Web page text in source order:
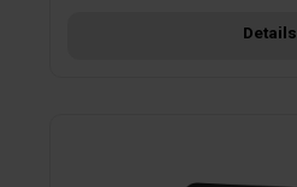
Details